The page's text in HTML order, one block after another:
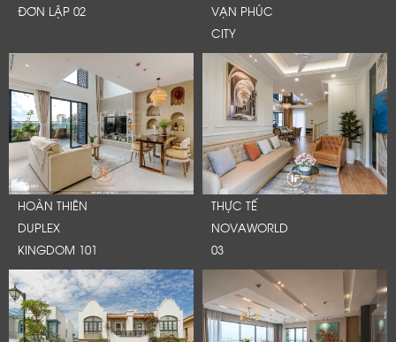
ĐƠN LẬP 02
VẠN PHÚC
CITY
HOÀN THIÊN
DUPLEX
KINGDOM 101
THỰC TẾ
NOVAWORLD
03